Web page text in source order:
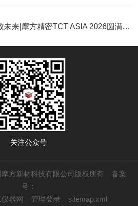
以创新·致未来|摩方精密TCT ASIA 2026圆满收官
关注公众号
摩方新材科技有限公司版权所有 备案
号：
器网 管理登录 sitemap.xml